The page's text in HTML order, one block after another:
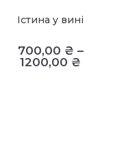
Істина у вині
700,00 ₴ –
1200,00 ₴